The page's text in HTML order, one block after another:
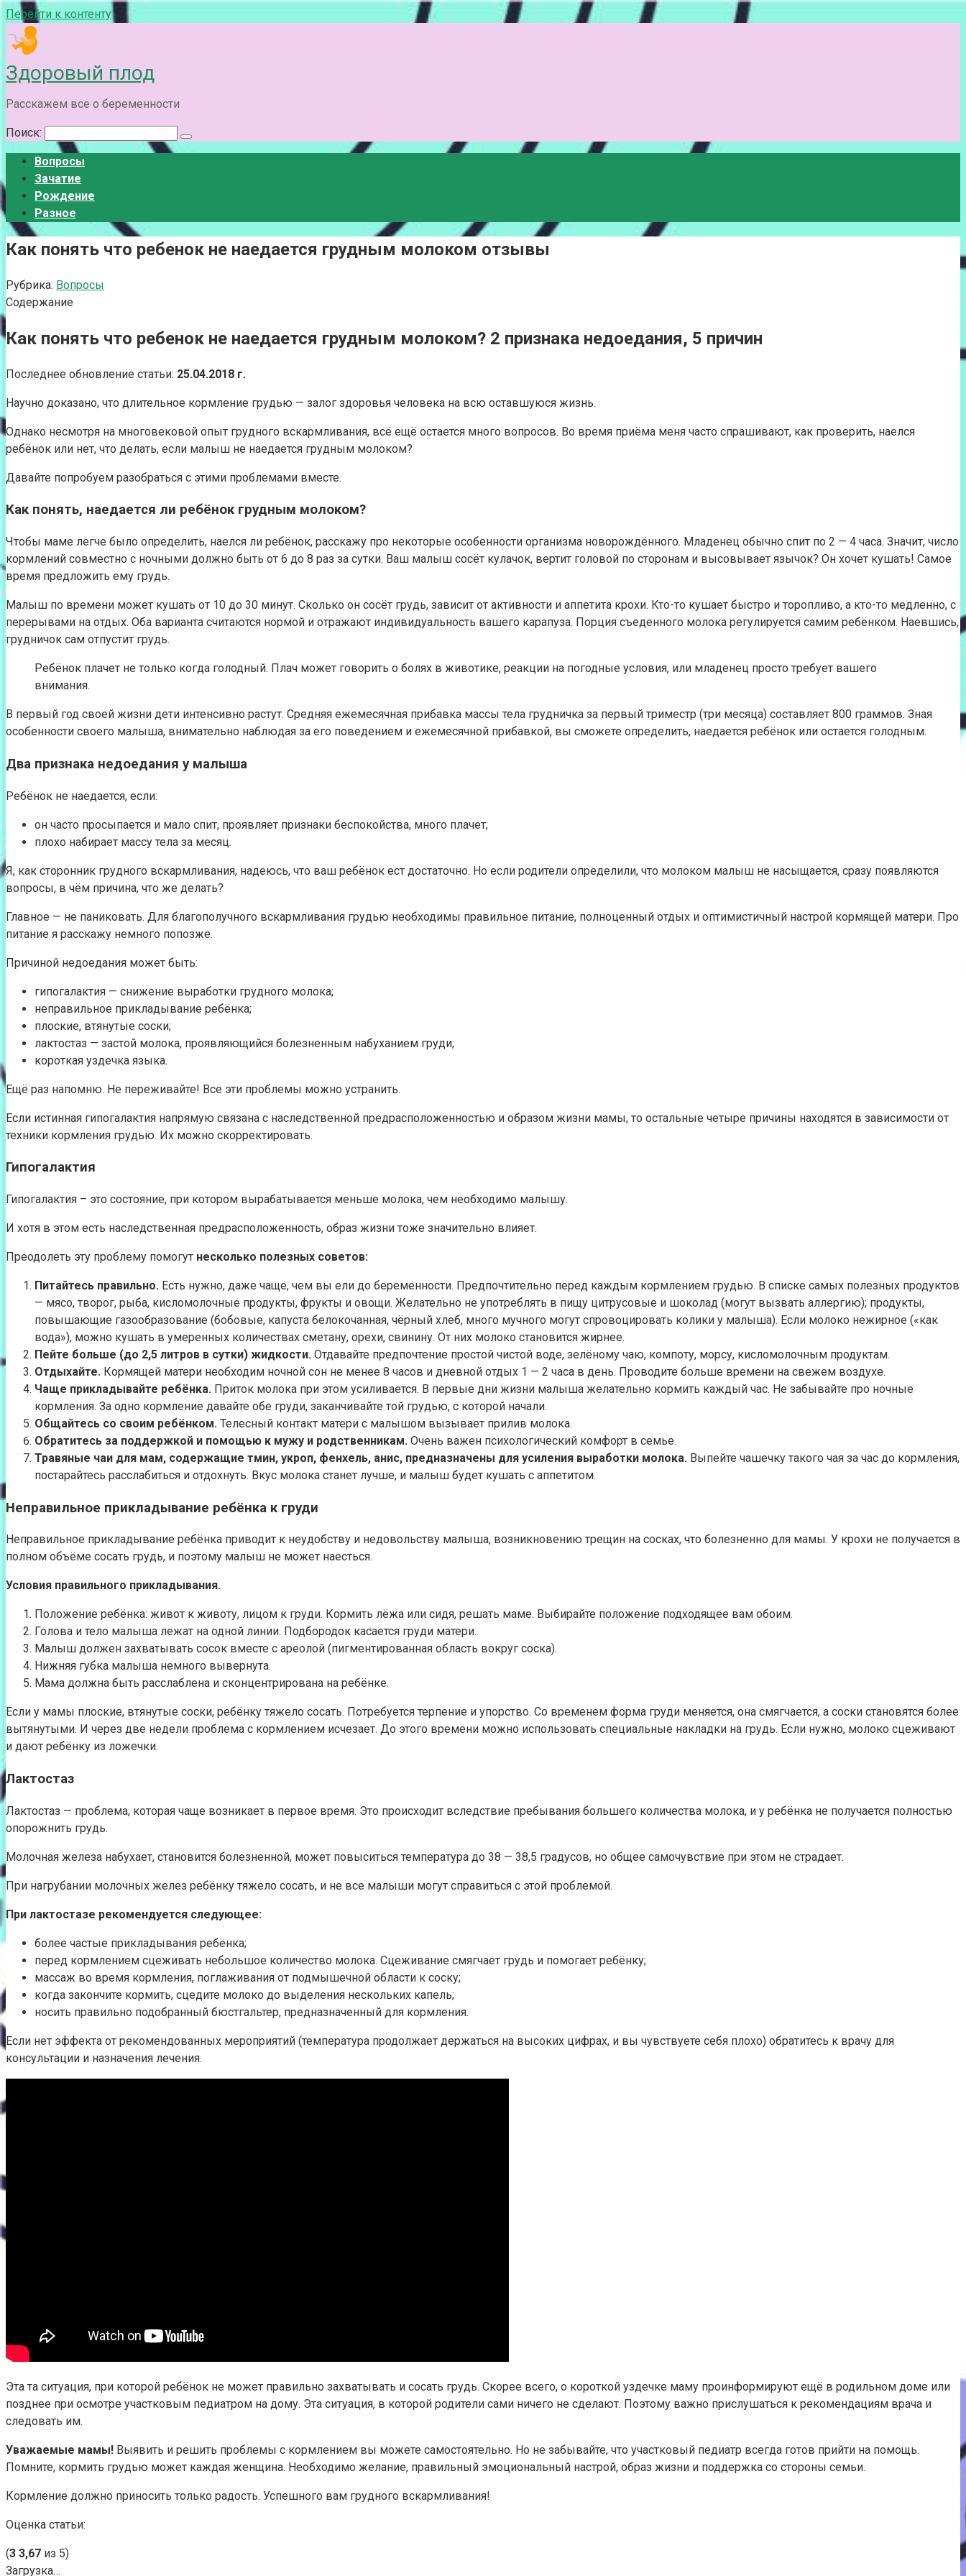
Перейти к контенту
Здоровый плод
Расскажем все о беременности
Поиск:
Вопросы
Зачатие
Рождение
Разное
Как понять что ребенок не наедается грудным молоком отзывы
Рубрика: Вопросы
Содержание
Как понять что ребенок не наедается грудным молоком? 2 признака недоедания, 5 причин
Последнее обновление статьи: 25.04.2018 г.
Научно доказано, что длительное кормление грудью — залог здоровья человека на всю оставшуюся жизнь.
Однако несмотря на многовековой опыт грудного вскармливания, всё ещё остается много вопросов. Во время приёма меня часто спрашивают, как проверить, наелся
ребёнок или нет, что делать, если малыш не наедается грудным молоком?
Давайте попробуем разобраться с этими проблемами вместе.
Как понять, наедается ли ребёнок грудным молоком?
Чтобы маме легче было определить, наелся ли ребёнок, расскажу про некоторые особенности организма новорождённого. Младенец обычно спит по 2 — 4 часа. Значит, число
кормлений совместно с ночными должно быть от 6 до 8 раз за сутки. Ваш малыш сосёт кулачок, вертит головой по сторонам и высовывает язычок? Он хочет кушать! Самое
время предложить ему грудь.
Малыш по времени может кушать от 10 до 30 минут. Сколько он сосёт грудь, зависит от активности и аппетита крохи. Кто-то кушает быстро и торопливо, а кто-то медленно, с
перерывами на отдых. Оба варианта считаются нормой и отражают индивидуальность вашего карапуза. Порция съеденного молока регулируется самим ребёнком. Наевшись,
грудничок сам отпустит грудь.
Ребёнок плачет не только когда голодный. Плач может говорить о болях в животике, реакции на погодные условия, или младенец просто требует вашего
внимания.
В первый год своей жизни дети интенсивно растут. Средняя ежемесячная прибавка массы тела грудничка за первый триместр (три месяца) составляет 800 граммов. Зная
особенности своего малыша, внимательно наблюдая за его поведением и ежемесячной прибавкой, вы сможете определить, наедается ребёнок или остается голодным.
Два признака недоедания у малыша
Ребёнок не наедается, если:
он часто просыпается и мало спит, проявляет признаки беспокойства, много плачет;
плохо набирает массу тела за месяц.
Я, как сторонник грудного вскармливания, надеюсь, что ваш ребёнок ест достаточно. Но если родители определили, что молоком малыш не насыщается, сразу появляются
вопросы, в чём причина, что же делать?
Главное — не паниковать. Для благополучного вскармливания грудью необходимы правильное питание, полноценный отдых и оптимистичный настрой кормящей матери. Про
питание я расскажу немного попозже.
Причиной недоедания может быть:
гипогалактия — снижение выработки грудного молока;
неправильное прикладывание ребёнка;
плоские, втянутые соски;
лактостаз — застой молока, проявляющийся болезненным набуханием груди;
короткая уздечка языка.
Ещё раз напомню. Не переживайте! Все эти проблемы можно устранить.
Если истинная гипогалактия напрямую связана с наследственной предрасположенностью и образом жизни мамы, то остальные четыре причины находятся в зависимости от
техники кормления грудью. Их можно скорректировать.
Гипогалактия
Гипогалактия – это состояние, при котором вырабатывается меньше молока, чем необходимо малышу.
И хотя в этом есть наследственная предрасположенность, образ жизни тоже значительно влияет.
Преодолеть эту проблему помогут несколько полезных советов:
Питайтесь правильно. Есть нужно, даже чаще, чем вы ели до беременности. Предпочтительно перед каждым кормлением грудью. В списке самых полезных продуктов
— мясо, творог, рыба, кисломолочные продукты, фрукты и овощи. Желательно не употреблять в пищу цитрусовые и шоколад (могут вызвать аллергию); продукты,
повышающие газообразование (бобовые, капуста белокочанная, чёрный хлеб, много мучного могут спровоцировать колики у малыша). Если молоко нежирное («как
вода»), можно кушать в умеренных количествах сметану, орехи, свинину. От них молоко становится жирнее.
Пейте больше (до 2,5 литров в сутки) жидкости. Отдавайте предпочтение простой чистой воде, зелёному чаю, компоту, морсу, кисломолочным продуктам.
Отдыхайте. Кормящей матери необходим ночной сон не менее 8 часов и дневной отдых 1 — 2 часа в день. Проводите больше времени на свежем воздухе.
Чаще прикладывайте ребёнка. Приток молока при этом усиливается. В первые дни жизни малыша желательно кормить каждый час. Не забывайте про ночные
кормления. За одно кормление давайте обе груди, заканчивайте той грудью, с которой начали.
Общайтесь со своим ребёнком. Телесный контакт матери с малышом вызывает прилив молока.
Обратитесь за поддержкой и помощью к мужу и родственникам. Очень важен психологический комфорт в семье.
Травяные чаи для мам, содержащие тмин, укроп, фенхель, анис, предназначены для усиления выработки молока. Выпейте чашечку такого чая за час до кормления,
постарайтесь расслабиться и отдохнуть. Вкус молока станет лучше, и малыш будет кушать с аппетитом.
Неправильное прикладывание ребёнка к груди
Неправильное прикладывание ребёнка приводит к неудобству и недовольству малыша, возникновению трещин на сосках, что болезненно для мамы. У крохи не получается в
полном объёме сосать грудь, и поэтому малыш не может наесться.
Условия правильного прикладывания.
Положение ребёнка: живот к животу, лицом к груди. Кормить лёжа или сидя, решать маме. Выбирайте положение подходящее вам обоим.
Голова и тело малыша лежат на одной линии. Подбородок касается груди матери.
Малыш должен захватывать сосок вместе с ареолой (пигментированная область вокруг соска).
Нижняя губка малыша немного вывернута.
Мама должна быть расслаблена и сконцентрирована на ребёнке.
Если у мамы плоские, втянутые соски, ребёнку тяжело сосать. Потребуется терпение и упорство. Со временем форма груди меняется, она смягчается, а соски становятся более
вытянутыми. И через две недели проблема с кормлением исчезает. До этого времени можно использовать специальные накладки на грудь. Если нужно, молоко сцеживают
и дают ребёнку из ложечки.
Лактостаз
Лактостаз — проблема, которая чаще возникает в первое время. Это происходит вследствие пребывания большего количества молока, и у ребёнка не получается полностью
опорожнить грудь.
Молочная железа набухает, становится болезненной, может повыситься температура до 38 — 38,5 градусов, но общее самочувствие при этом не страдает.
При нагрубании молочных желез ребёнку тяжело сосать, и не все малыши могут справиться с этой проблемой.
При лактостазе рекомендуется следующее:
более частые прикладывания ребёнка;
перед кормлением сцеживать небольшое количество молока. Сцеживание смягчает грудь и помогает ребёнку;
массаж во время кормления, поглаживания от подмышечной области к соску;
когда закончите кормить, сцедите молоко до выделения нескольких капель;
носить правильно подобранный бюстгальтер, предназначенный для кормления.
Если нет эффекта от рекомендованных мероприятий (температура продолжает держаться на высоких цифрах, и вы чувствуете себя плохо) обратитесь к врачу для
консультации и назначения лечения.
Эта та ситуация, при которой ребёнок не может правильно захватывать и сосать грудь. Скорее всего, о короткой уздечке маму проинформируют ещё в родильном доме или
позднее при осмотре участковым педиатром на дому. Эта ситуация, в которой родители сами ничего не сделают. Поэтому важно прислушаться к рекомендациям врача и
следовать им.
Уважаемые мамы! Выявить и решить проблемы с кормлением вы можете самостоятельно. Но не забывайте, что участковый педиатр всегда готов прийти на помощь.
Помните, кормить грудью может каждая женщина. Необходимо желание, правильный эмоциональный настрой, образ жизни и поддержка со стороны семьи.
Кормление должно приносить только радость. Успешного вам грудного вскармливания!
Оценка статьи:
(3 3,67 из 5)
Загрузка…